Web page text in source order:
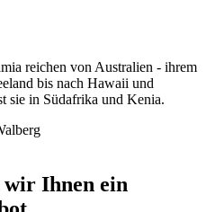
reichen von Australien - ihrem
bis nach Hawaii und
sie in Südafrika und Kenia.
Ihnen ein